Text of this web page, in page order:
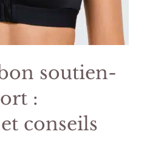
soutien-
:
conseils